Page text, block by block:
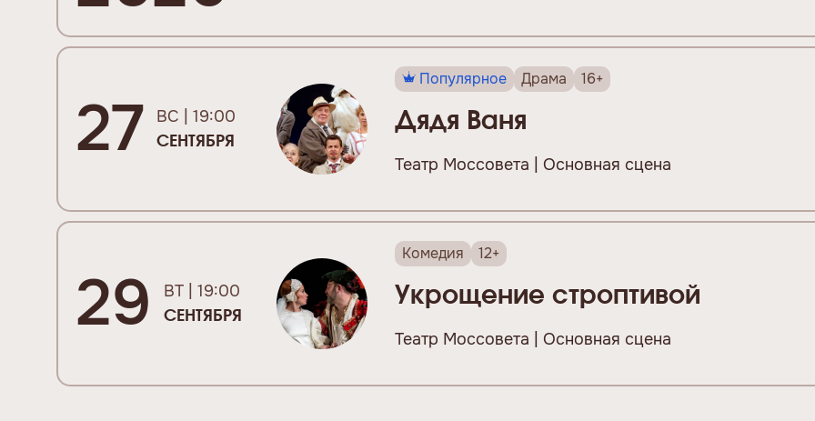
27 ВС | 19:00
СЕНТЯБРЯ
Популярное Драма 16+
Дядя Ваня
Театр Моссовета | Основная сцена
29 ВТ | 19:00
СЕНТЯБРЯ
Комедия 12+
Укрощение строптивой
Театр Моссовета | Основная сцена